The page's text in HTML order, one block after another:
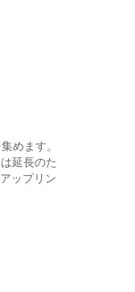
めます。
延長のた
ップリン